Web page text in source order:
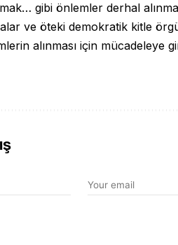
gibi önlemler derhal
ve öteki demokratik kitle
alınması için mücadeleye